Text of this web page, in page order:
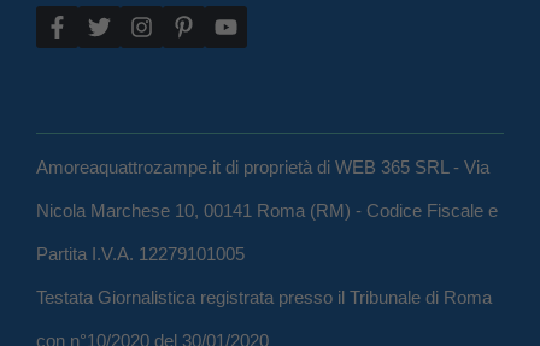
Amoreaquattrozampe.it di proprietà di WEB 365 SRL - Via
Nicola Marchese 10, 00141 Roma (RM) - Codice Fiscale e
Partita I.V.A. 12279101005
Testata Giornalistica registrata presso il Tribunale di Roma
con n°10/2020 del 30/01/2020